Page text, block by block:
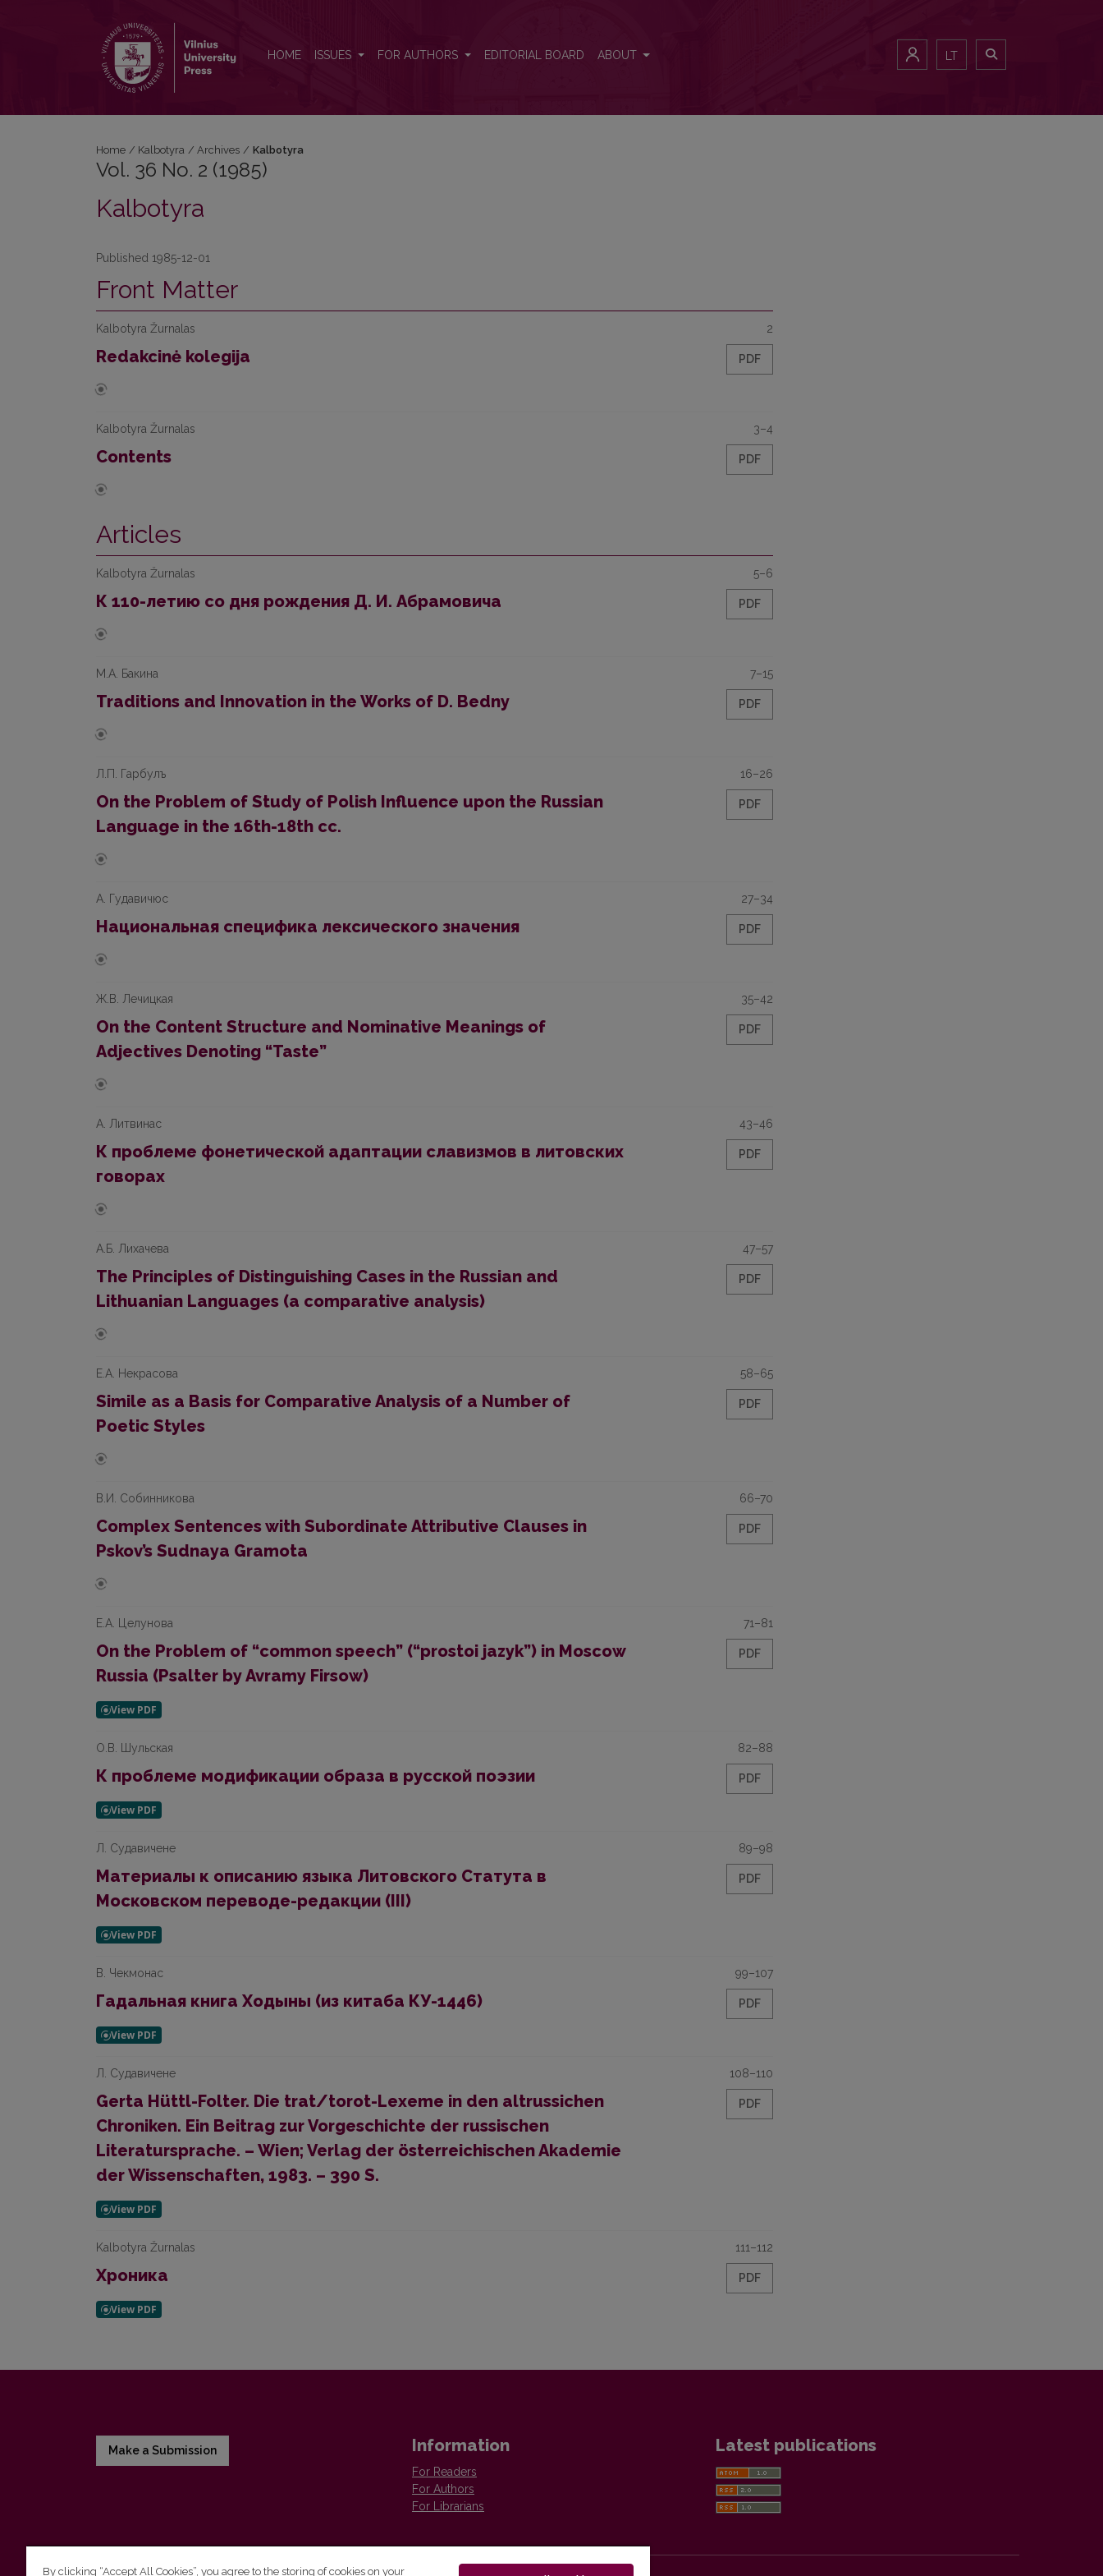
HOME ISSUES FOR AUTHORS EDITORIAL BOARD ABOUT LT
Home / Kalbotyra / Archives / Kalbotyra
Vol. 36 No. 2 (1985)
Kalbotyra
Published 1985-12-01
Front Matter
Kalbotyra Žurnalas
Redakcinė kolegija
2
PDF
Kalbotyra Žurnalas
Contents
3–4
PDF
Articles
Kalbotyra Žurnalas
К 110-летию со дня рождения Д. И. Абрамовича
5–6
PDF
М.А. Бакина
Traditions and Innovation in the Works of D. Bedny
7–15
PDF
Л.П. Гарбулъ
On the Problem of Study of Polish Influence upon the Russian
Language in the 16th-18th cc.
16–26
PDF
А. Гудавичюс
Национальная специфика лексического значения
27–34
PDF
Ж.В. Лечицкая
On the Content Structure and Nominative Meanings of
Adjectives Denoting “Taste”
35–42
PDF
А. Литвинас
К проблеме фонетической адаптации славизмов в литовских
говорах
43–46
PDF
А.Б. Лихачева
The Principles of Distinguishing Cases in the Russian and
Lithuanian Languages (a comparative analysis)
47–57
PDF
Е.А. Некрасова
Simile as a Basis for Comparative Analysis of a Number of
Poetic Styles
58–65
PDF
В.И. Собинникова
Complex Sentences with Subordinate Attributive Clauses in
Pskov’s Sudnaya Gramota
66–70
PDF
Е.А. Целунова
On the Problem of “common speech” (“prostoi jazyk”) in Moscow
Russia (Psalter by Avramy Firsow)
71–81
PDF
О.В. Шульская
К проблеме модификации образа в русской поэзии
82–88
PDF
Л. Судавичене
Материалы к описанию языка Литовского Статута в
Московском переводе-редакции (III)
89–98
PDF
В. Чекмонас
Гадальная книга Ходыны (из китаба КУ-1446)
99–107
PDF
Л. Судавичене
Gerta Hüttl-Folter. Die trat/torot-Lexeme in den altrussichen
Chroniken. Ein Beitrag zur Vorgeschichte der russischen
Literatursprache. – Wien; Verlag der österreichischen Akademie
der Wissenschaften, 1983. – 390 S.
108–110
PDF
Kalbotyra Žurnalas
Хроника
111–112
PDF
Make a Submission Information
For Readers
For Authors
For Librarians
Latest publications
By clicking “Accept All Cookies”, you agree to the storing of cookies on your